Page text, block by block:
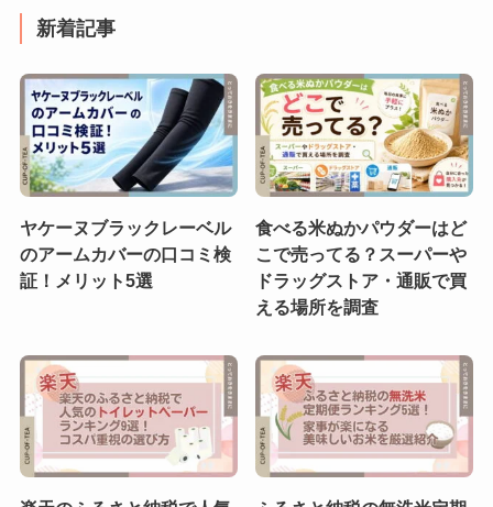
新着記事
ヤケーヌブラックレーベル
のアームカバーの口コミ検
証！メリット5選
食べる米ぬかパウダーはど
こで売ってる？スーパーや
ドラッグストア・通販で買
える場所を調査